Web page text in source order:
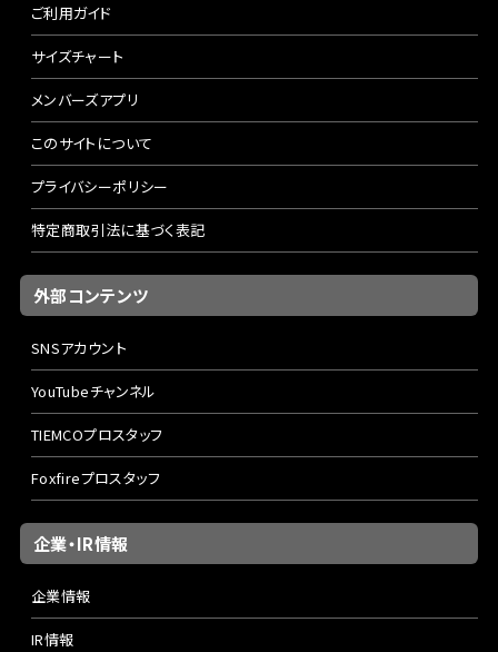
ご利用ガイド
サイズチャート
メンバーズアプリ
このサイトについて
プライバシーポリシー
特定商取引法に基づく表記
外部コンテンツ
SNSアカウント
YouTubeチャンネル
TIEMCOプロスタッフ
Foxfireプロスタッフ
企業・IR情報
企業情報
IR情報